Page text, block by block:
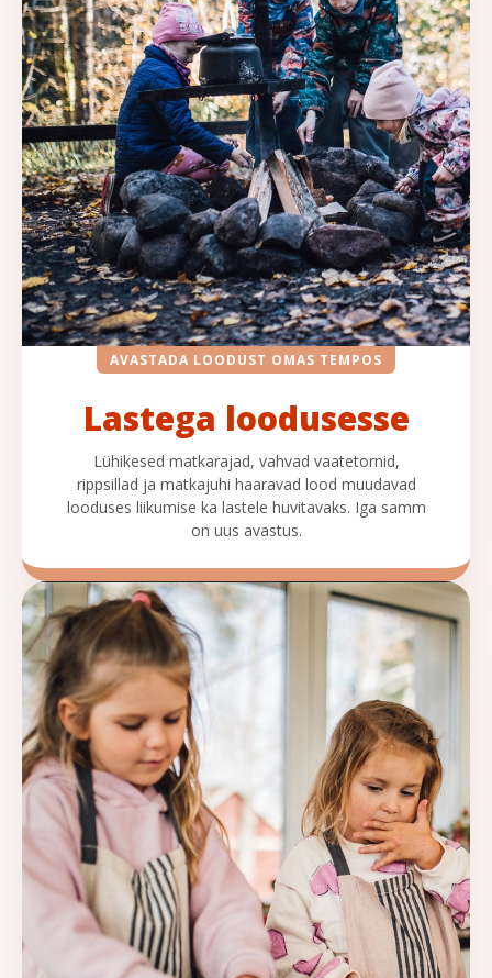
AVASTADA LOODUST OMAS TEMPOS
Lastega loodusesse
Lühikesed matkarajad, vahvad vaatetornid,
rippsillad ja matkajuhi haaravad lood muudavad
looduses liikumise ka lastele huvitavaks. Iga samm
on uus avastus.